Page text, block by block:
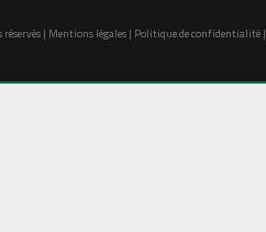
| Mentions légales| Politique de confidentialité|